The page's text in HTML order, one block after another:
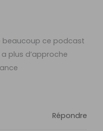
beaucoup ce podcast
plus d’approche
Répondre